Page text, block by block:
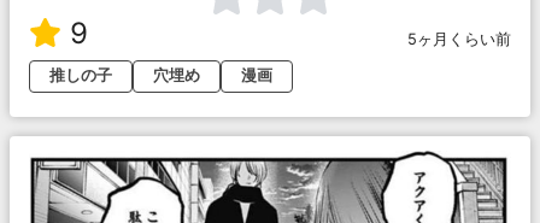
9
5ヶ月くらい前
推しの子
穴埋め 漫画